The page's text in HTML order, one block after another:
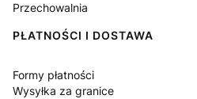
Przechowalnia
PŁATNOŚCI I DOSTAWA
Formy płatności
Wysyłka za granice